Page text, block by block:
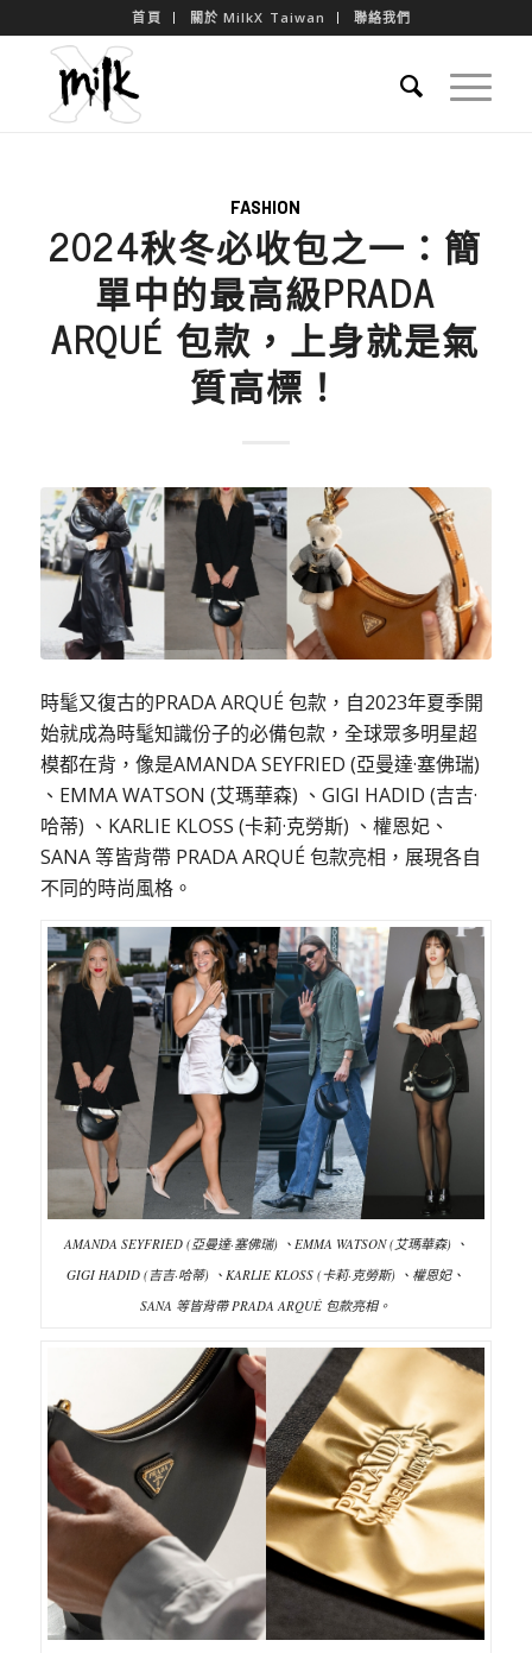
首頁 關於 MilkX Taiwan 聯絡我們
FASHION
2024秋冬必收包之一：簡
單中的最高級PRADA
ARQUÉ 包款，上身就是氣
質高標！
時髦又復古的PRADA ARQUÉ 包款，自2023年夏季開
始就成為時髦知識份子的必備包款，全球眾多明星超
模都在背，像是AMANDA SEYFRIED (亞曼達·塞佛瑞)
、EMMA WATSON (艾瑪華森) 、GIGI HADID (吉吉·
哈蒂) 、KARLIE KLOSS (卡莉·克勞斯) 、權恩妃、
SANA 等皆背帶 PRADA ARQUÉ 包款亮相，展現各自
不同的時尚風格。
AMANDA SEYFRIED (亞曼達·塞佛瑞) 、EMMA WATSON (艾瑪華森) 、
GIGI HADID (吉吉·哈蒂) 、KARLIE KLOSS (卡莉·克勞斯) 、權恩妃、
SANA 等皆背帶 PRADA ARQUÉ 包款亮相。